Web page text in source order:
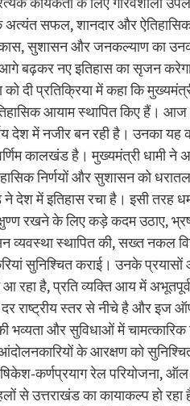
सफल, शानदार और ऐतिहासिक
सुशासन और जनकल्याण का
बढ़कर नए इतिहास का सृजन
को दी प्रतिक्रिया में कहा कि
आयाम स्थापित किए हैं। आज
देश में नजीर बन रही है। उनका यह
कालखंड है। मुख्यमंत्री धामी ने
निर्णयों और सुशासन को
देश में इतिहास रचा है। इसी तरह
रखने के लिए कड़े कदम उठाए,
व्यवस्था स्थापित की, सख्त नकल
सुनिश्चित कराई। उनके
रहा है, प्रति व्यक्ति आय में
दर राष्ट्रीय स्तर से नीचे है और इज
भव्यता और सुविधाओं में
के आरक्षण को
कर्णप्रयाग रेल परियोजना,
से उत्तराखंड का कायाकल्प हो रहा